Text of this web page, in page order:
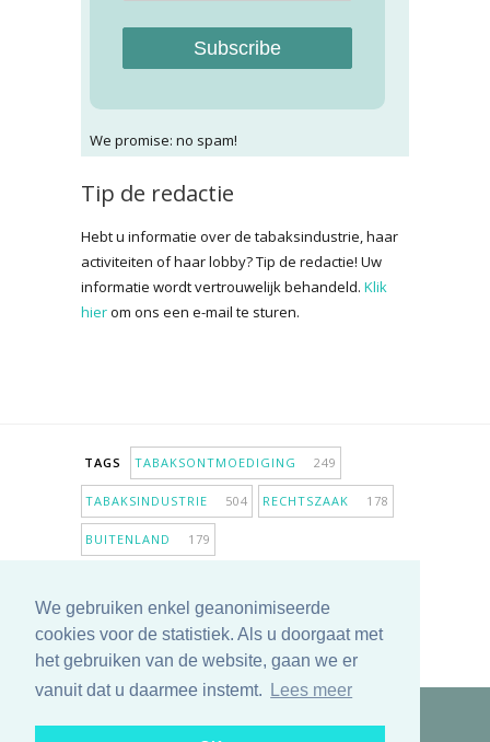
We gebruiken enkel geanonimiseerde
cookies voor de statistiek. Als u doorgaat met
het gebruiken van de website, gaan we er
vanuit dat u daarmee instemt.
Lees meer
Subscribe
We promise: no spam!
Tip de redactie
Hebt u informatie over de tabaksindustrie, haar
activiteiten of haar lobby? Tip de redactie! Uw
informatie wordt vertrouwelijk behandeld. Klik
hierom ons een e-mail te sturen.
TAGS TABAKSONTMOEDIGING 249
TABAKSINDUSTRIE 504 RECHTSZAAK 178
BUITENLAND 179
ANTIROOKBELEID307 ONDERZOEK
MEER TAGS TONEN
Copyright © 2025 TabakNee - Rookpreventie Jeugd